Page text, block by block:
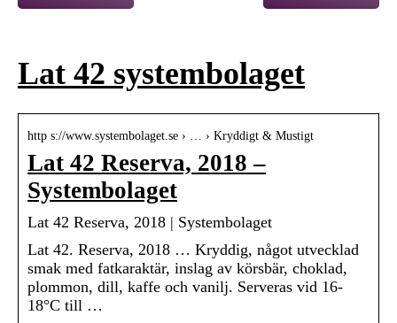
Lat 42 systembolaget
http s://www.systembolaget.se › … › Kryddigt & Mustigt
Lat 42 Reserva, 2018 –
Systembolaget
Lat 42 Reserva, 2018 | Systembolaget
Lat 42. Reserva, 2018 … Kryddig, något utvecklad
smak med fatkaraktär, inslag av körsbär, choklad,
plommon, dill, kaffe och vanilj. Serveras vid 16-
18°C till …